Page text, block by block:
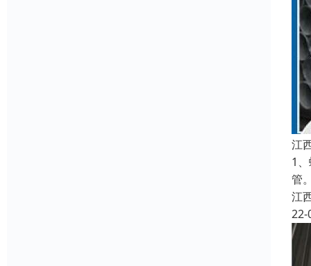
江
1
管
江
22-